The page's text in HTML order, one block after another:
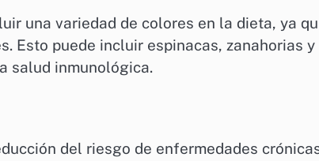
una variedad de colores en la dieta, ya
Esto puede incluir espinacas, zanahorias y
salud inmunológica.
del riesgo de enfermedades